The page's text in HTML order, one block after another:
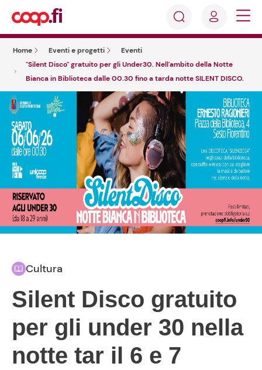
Accedi
Registrati
Home Eventi e progetti
Eventi
"Silent Disco" gratuito per gli Under30. Nell'ambito della Notte
Bianca in Biblioteca dalle 00.30 fino a tarda notte SILENT DISCO.
Cultura
Silent Disco gratuito
per gli under 30 nella
notte tar il 6 e 7